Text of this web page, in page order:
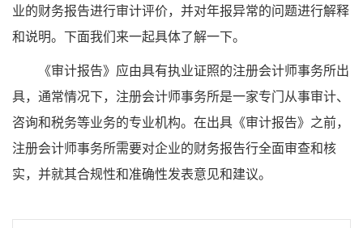
业的财务报告进行审计评价，并对年报异常的问题进行解释
和说明。下面我们来一起具体了解一下。
《审计报告》应由具有执业证照的注册会计师事务所出
具，通常情况下，注册会计师事务所是一家专门从事审计、
咨询和税务等业务的专业机构。在出具《审计报告》之前，
注册会计师事务所需要对企业的财务报告行全面审查和核
实，并就其合规性和准确性发表意见和建议。